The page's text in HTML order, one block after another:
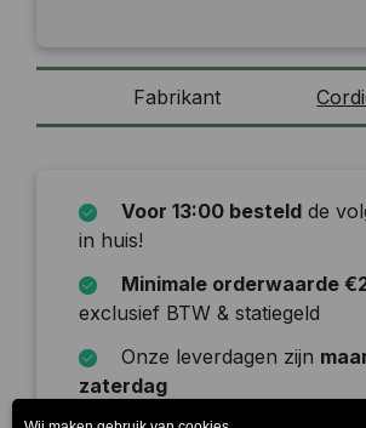
Fabrikant
Voor 13:00 besteld de
in huis!
Minimale orderwaarde
exclusief BTW & statiegeld
Onze leverdagen zijn
zaterdag